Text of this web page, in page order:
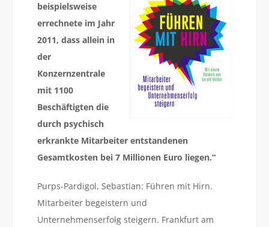
beispielsweise
errechnete im Jahr
2011, dass allein in
der
Konzernzentrale
mit 1100
Beschäftigten die
durch psychisch
erkrankte Mitarbeiter entstandenen
Gesamtkosten bei 7 Millionen Euro liegen.“
Purps-Pardigol, Sebastian: Führen mit Hirn.
Mitarbeiter begeistern und
Unternehmenserfolg steigern. Frankfurt am